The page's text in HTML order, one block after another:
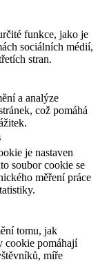
funkce, jako je
sociálních médií,
stran.
a analýze
což pomáhá
je nastaven
soubor cookie se
měření práce
tomu, jak
cookie pomáhají
míře